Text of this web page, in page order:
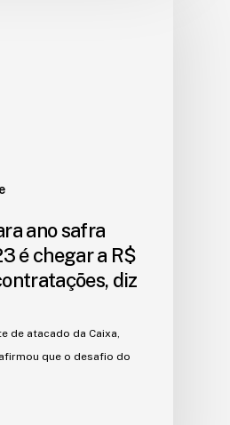
ano safra
é chegar a R$
diz
de atacado da Caixa,
que o desafio do